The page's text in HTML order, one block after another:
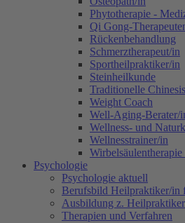
Phytotherapie -
Qi Gong-
Rückenbehandlung
Schmerztherapeut/in
Sportheilpraktiker/in
Steinheilkunde
Traditionelle
Weight Coach
Well-Aging-Berater/
Wellness- und
Wellnesstrainer/in
Psychologie
Psychologie aktuell
Berufsbild Heilpraktiker/in
Ausbildung z.
Therapien und Verfahren